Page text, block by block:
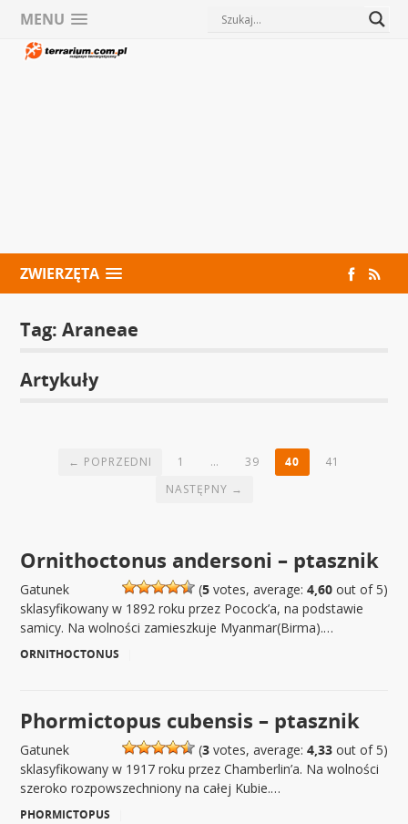
MENU
ZWIERZĘTA
Tag:Araneae
Artykuły
← POPRZEDNI 1 … 39 40
41
NASTĘPNY →
Ornithoctonus andersoni – ptasznik
(5votes, average: 4,60out of 5)
Gatunek
sklasyfikowany w 1892 roku przez Pocock’a, na podstawie
samicy. Na wolności zamieszkuje Myanmar(Birma).…
ORNITHOCTONUS
Phormictopus cubensis – ptasznik
(3votes, average: 4,33out of 5)
Gatunek
sklasyfikowany w 1917 roku przez Chamberlin’a. Na wolności
szeroko rozpowszechniony na całej Kubie.…
PHORMICTOPUS